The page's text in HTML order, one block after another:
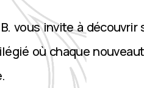
vous invite à
où chaque